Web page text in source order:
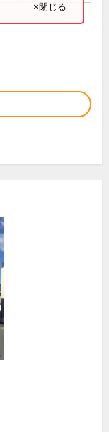
×閉じる